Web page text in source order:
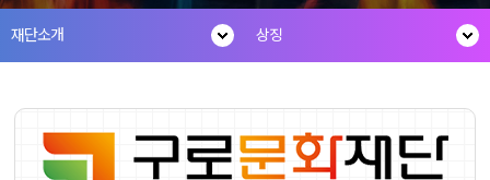
재단소개 상징